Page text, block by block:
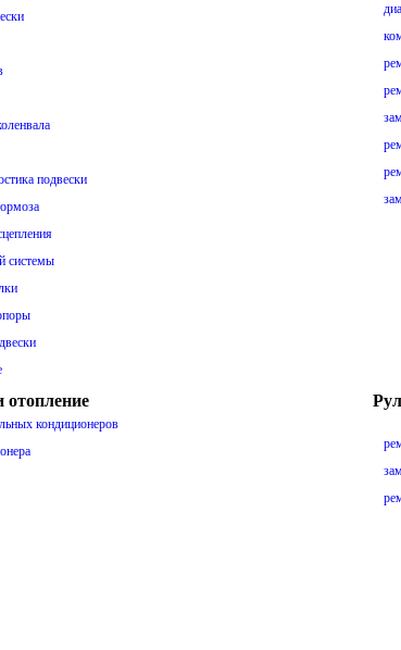
подвески
системы
отопление
кондиционеров